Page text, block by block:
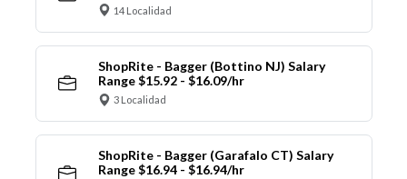
14 Localidad
ShopRite - Bagger (Bottino NJ) Salary
Range $15.92 - $16.09/hr
3 Localidad
ShopRite - Bagger (Garafalo CT) Salary
Range $16.94 - $16.94/hr